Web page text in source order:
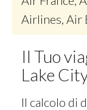
Airlines, Air
Il Tuo
Lake
Il calcolo di